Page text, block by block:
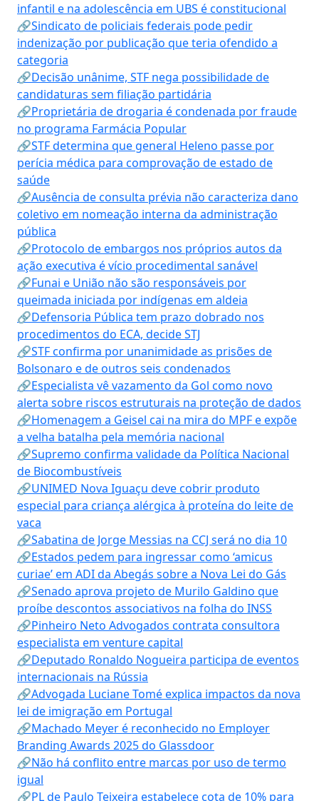
infantil e na adolescência em UBS é constitucional
🔗Sindicato de policiais federais pode pedir
indenização por publicação que teria ofendido a
categoria
🔗Decisão unânime, STF nega possibilidade de
candidaturas sem filiação partidária
🔗Proprietária de drogaria é condenada por fraude
no programa Farmácia Popular
🔗STF determina que general Heleno passe por
perícia médica para comprovação de estado de
saúde
🔗Ausência de consulta prévia não caracteriza dano
coletivo em nomeação interna da administração
pública
🔗Protocolo de embargos nos próprios autos da
ação executiva é vício procedimental sanável
🔗Funai e União não são responsáveis por
queimada iniciada por indígenas em aldeia
🔗Defensoria Pública tem prazo dobrado nos
procedimentos do ECA, decide STJ
🔗STF confirma por unanimidade as prisões de
Bolsonaro e de outros seis condenados
🔗Especialista vê vazamento da Gol como novo
alerta sobre riscos estruturais na proteção de dados
🔗Homenagem a Geisel cai na mira do MPF e expõe
a velha batalha pela memória nacional
🔗Supremo confirma validade da Política Nacional
de Biocombustíveis
🔗UNIMED Nova Iguaçu deve cobrir produto
especial para criança alérgica à proteína do leite de
vaca
🔗Sabatina de Jorge Messias na CCJ será no dia 10
🔗Estados pedem para ingressar como ‘amicus
curiae’ em ADI da Abegás sobre a Nova Lei do Gás
🔗Senado aprova projeto de Murilo Galdino que
proíbe descontos associativos na folha do INSS
🔗Pinheiro Neto Advogados contrata consultora
especialista em venture capital
🔗Deputado Ronaldo Nogueira participa de eventos
internacionais na Rússia
🔗Advogada Luciane Tomé explica impactos da nova
lei de imigração em Portugal
🔗Machado Meyer é reconhecido no Employer
Branding Awards 2025 do Glassdoor
🔗Não há conflito entre marcas por uso de termo
igual
🔗PL de Paulo Teixeira estabelece cota de 10% para